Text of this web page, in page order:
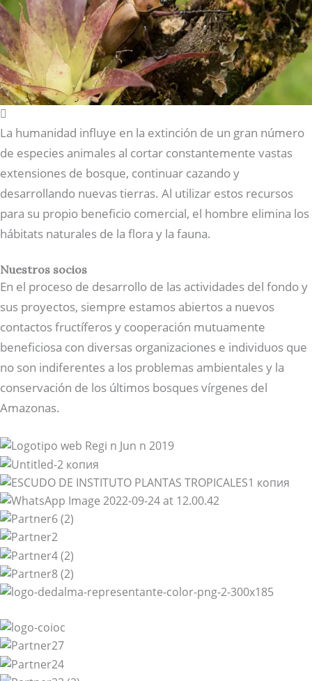
La humanidad influye en la extinción de un gran número
de especies animales al cortar constantemente vastas
extensiones de bosque, continuar cazando y
desarrollando nuevas tierras. Al utilizar estos recursos
para su propio beneficio comercial, el hombre elimina los
hábitats naturales de la flora y la fauna.
Nuestros socios
En el proceso de desarrollo de las actividades del fondo y
sus proyectos, siempre estamos abiertos a nuevos
contactos fructíferos y cooperación mutuamente
beneficiosa con diversas organizaciones e individuos que
no son indiferentes a los problemas ambientales y la
conservación de los últimos bosques vírgenes del
Amazonas.